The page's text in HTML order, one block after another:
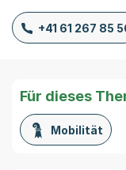
+41 61 267 85
Für dieses
Mobilität